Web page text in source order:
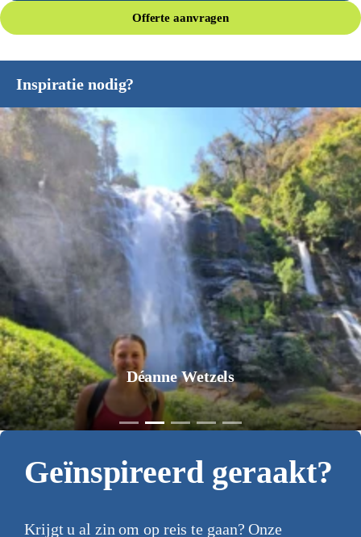
Offerte aanvragen
Inspiratie nodig?
Déanne Wetzels
Geïnspireerd geraakt?
Krijgt u al zin om op reis te gaan? Onze